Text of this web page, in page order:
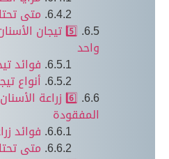
متى
5️⃣ تيجان
واحد
فوائد
أنواع
6️⃣ زراعة
المفقودة
فوائد
متى